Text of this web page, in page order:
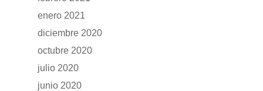
enero 2021
diciembre 2020
octubre 2020
julio 2020
junio 2020